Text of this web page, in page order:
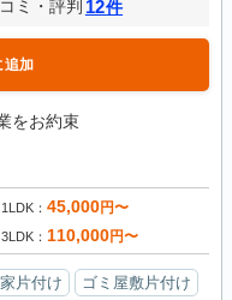
ミ・評判 12件
追加
をお約束
1LDK 45,000円〜
3LDK 110,000円〜
片付け
ゴミ屋敷片付け